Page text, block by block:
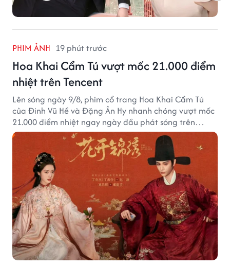
PHIM ẢNH 19 phút trước
Hoa Khai Cẩm Tú vượt mốc 21.000 điểm
nhiệt trên Tencent
Lên sóng ngày 9/8, phim cổ trang Hoa Khai Cẩm Tú
của Đinh Vũ Hề và Đặng Ân Hy nhanh chóng vượt mốc
21.000 điểm nhiệt ngay ngày đầu phát sóng trên
Tencent Video.